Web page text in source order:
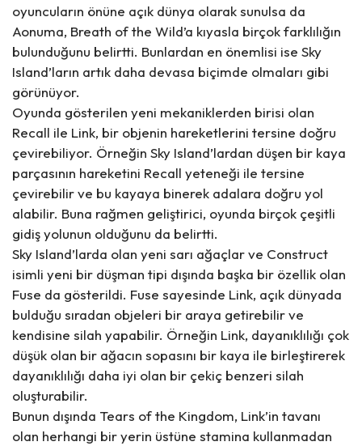
oyuncuların önüne açık dünya olarak sunulsa da
Aonuma, Breath of the Wild’a kıyasla birçok farklılığın
bulunduğunu belirtti. Bunlardan en önemlisi ise Sky
Island’ların artık daha devasa biçimde olmaları gibi
görünüyor.
Oyunda gösterilen yeni mekaniklerden birisi olan
Recall ile Link, bir objenin hareketlerini tersine doğru
çevirebiliyor. Örneğin Sky Island’lardan düşen bir kaya
parçasının hareketini Recall yeteneği ile tersine
çevirebilir ve bu kayaya binerek adalara doğru yol
alabilir. Buna rağmen geliştirici, oyunda birçok çeşitli
gidiş yolunun olduğunu da belirtti.
Sky Island’larda olan yeni sarı ağaçlar ve Construct
isimli yeni bir düşman tipi dışında başka bir özellik olan
Fuse da gösterildi. Fuse sayesinde Link, açık dünyada
bulduğu sıradan objeleri bir araya getirebilir ve
kendisine silah yapabilir. Örneğin Link, dayanıklılığı çok
düşük olan bir ağacın sopasını bir kaya ile birleştirerek
dayanıklılığı daha iyi olan bir çekiç benzeri silah
oluşturabilir.
Bunun dışında Tears of the Kingdom, Link’in tavanı
olan herhangi bir yerin üstüne stamina kullanmadan